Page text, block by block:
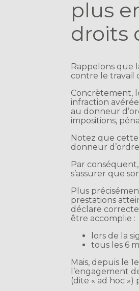
plus
droits
Rappelons que
contre le travail
Concrètement,
infraction
au donneur
impositions,
Notez que
donneur
Par
s’assurer que
Plus
prestations
déclare
être accomplie :
lors de la
tous les 6
Mais, depuis le
l’engagement
(dite « ad hoc »)